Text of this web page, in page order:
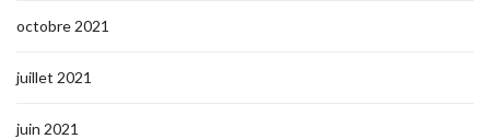
octobre 2021
juillet 2021
juin 2021